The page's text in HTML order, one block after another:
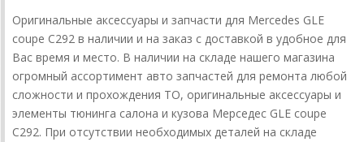
Оригинальные аксессуары и запчасти для Mercedes GLE
coupe C292 в наличии и на заказ с доставкой в удобное для
Вас время и место. В наличии на складе нашего магазина
огромный ассортимент авто запчастей для ремонта любой
сложности и прохождения ТО, оригинальные аксессуары и
элементы тюнинга салона и кузова Мерседес GLE coupe
C292. При отсутствии необходимых деталей на складе